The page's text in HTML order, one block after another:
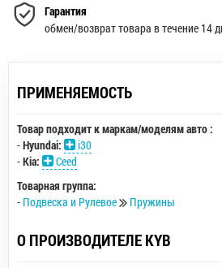
Гарантия
обмен/возврат товара в течение 14
ПРИМЕНЯЕМОСТЬ
Товар подходит к маркам/моделям авто :
-Hyundai:
i30
-Kia:
Ceed
Товарная группа:
- Подвеска и Рулевое Пружины
О ПРОИЗВОДИТЕЛЕ KYB